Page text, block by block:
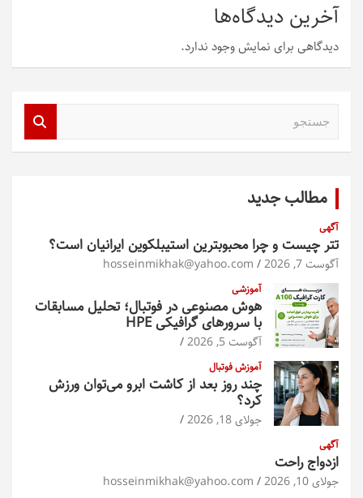
آخرین دیدگاه‌ها
دیدگاهی برای نمایش وجود ندارد.
مطالب جدید
آگهی
تتر چیست و چرا محبوبترین استیبلکوین ایرانیان است؟
آگوست 7, 2026 hosseinmikhak@yahoo.com
آموزشی
هوش مصنوعی در فوتبال؛ تحلیل مسابقات
با سرورهای گرافیکی HPE
آگوست 5, 2026
آموزش فوتبال
چند روز بعد از کاشت ابرو می‌توان ورزش
کرد؟
جولای 18, 2026
آگهی
ازدواج راحت
جولای 10, 2026 hosseinmikhak@yahoo.com